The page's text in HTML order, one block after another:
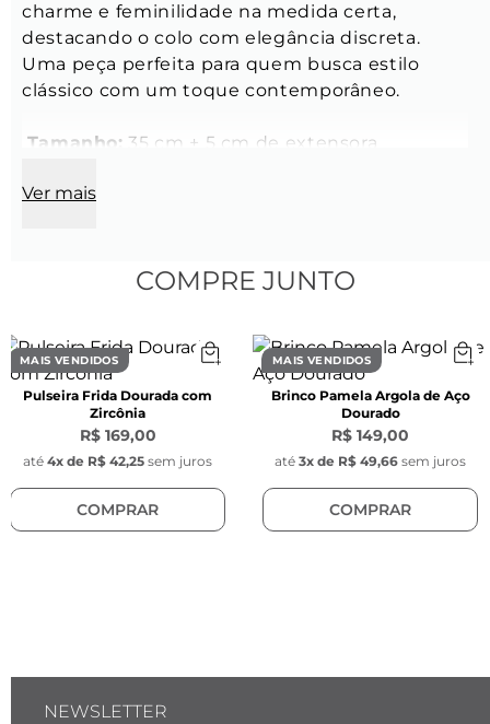
charme e feminilidade na medida certa,
destacando o colo com elegância discreta.
Uma peça perfeita para quem busca estilo
clássico com um toque contemporâneo.
Tamanho: 35 cm + 5 cm de extensora
Cor: Branco
Ver mais
COMPRE JUNTO
MAIS VENDIDOS
Pulseira Frida Dourada com
Zircônia
R$ 169,00
até 4x de R$ 42,25 sem juros
COMPRAR
MAIS VENDIDOS
Brinco Pamela Argola de Aço
Dourado
R$ 149,00
até 3x de R$ 49,66 sem juros
COMPRAR
NEWSLETTER